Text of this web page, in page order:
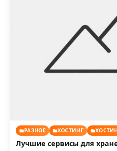
РАЗНОЕ ХОСТИНГ
Лучшие сервисы для